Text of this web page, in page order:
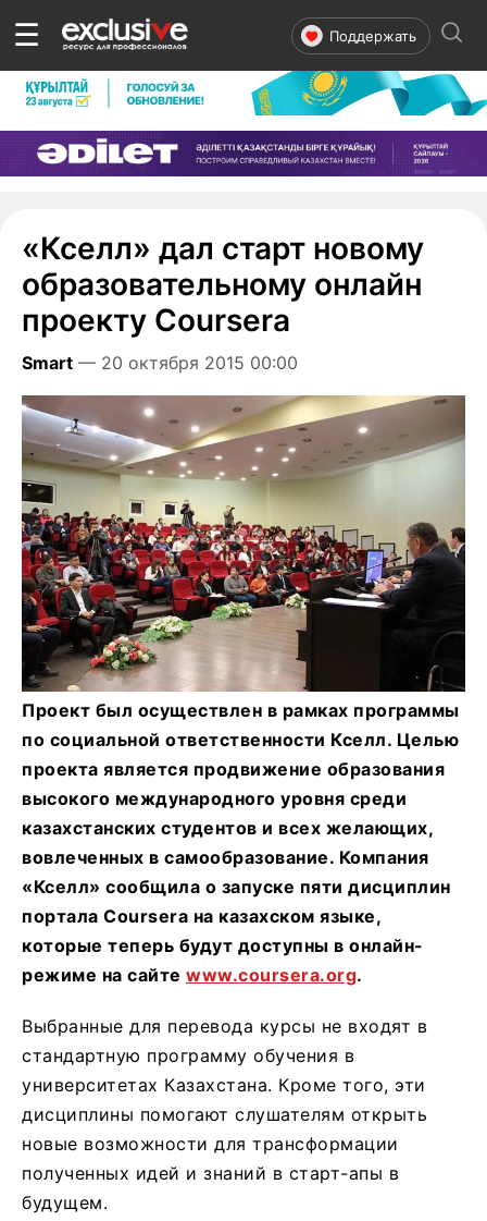
☰ Поддержать
«Кселл» дал старт новому
образовательному онлайн
проекту Coursera
Smart — 20 октября 2015 00:00
Проект был осуществлен в рамках программы
по социальной ответственности Кселл. Целью
проекта является продвижение образования
высокого международного уровня среди
казахстанских студентов и всех желающих,
вовлеченных в самообразование. Компания
«Кселл» сообщила о запуске пяти дисциплин
портала Coursera на казахском языке,
которые теперь будут доступны в онлайн-
режиме на сайте www.coursera.org.
Выбранные для перевода курсы не входят в
стандартную программу обучения в
университетах Казахстана. Кроме того, эти
дисциплины помогают слушателям открыть
новые возможности для трансформации
полученных идей и знаний в старт-апы в
будущем.